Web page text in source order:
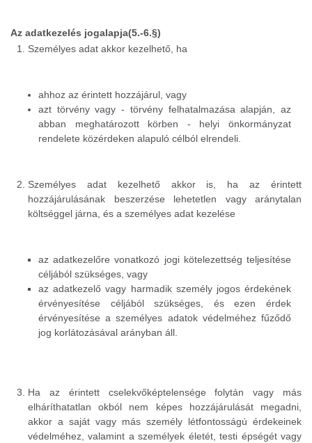
Az adatkezelés jogalapja(5.-6.§)
Személyes adat akkor kezelhető, ha
ahhoz az érintett hozzájárul, vagy
azt törvény vagy - törvény felhatalmazása alapján, az
abban meghatározott körben - helyi önkormányzat
rendelete közérdeken alapuló célból elrendeli.
Személyes adat kezelhető akkor is, ha az érintett
hozzájárulásának beszerzése lehetetlen vagy aránytalan
költséggel járna, és a személyes adat kezelése
az adatkezelőre vonatkozó jogi kötelezettség teljesítése
céljából szükséges, vagy
az adatkezelő vagy harmadik személy jogos érdekének
érvényesítése céljából szükséges, és ezen érdek
érvényesítése a személyes adatok védelméhez fűződő
jog korlátozásával arányban áll.
Ha az érintett cselekvőképtelensége folytán vagy más
elháríthatatlan okból nem képes hozzájárulását megadni,
akkor a saját vagy más személy létfontosságú érdekeinek
védelméhez, valamint a személyek életét, testi épségét vagy